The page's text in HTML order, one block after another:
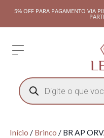
5% OFF PARA PAGAMENTO VIA
Início / Brinco / BR AP